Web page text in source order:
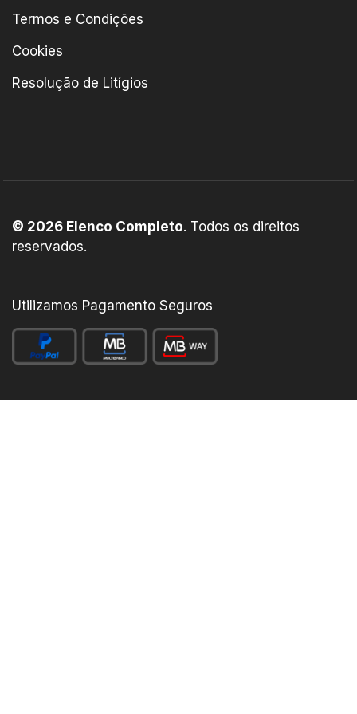
Termos e Condições
Cookies
Resolução de Litígios
© 2026 Elenco Completo. Todos os direitos
reservados.
Utilizamos Pagamento Seguros